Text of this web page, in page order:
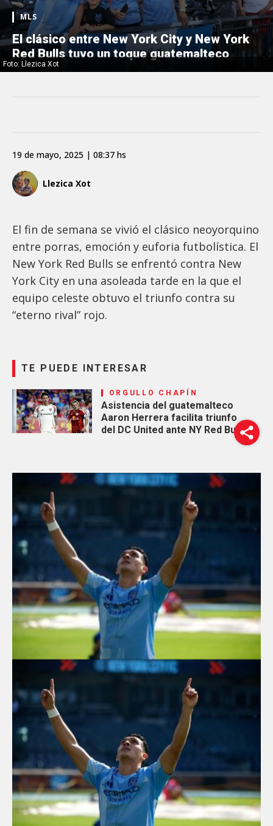
Foto: Llezica Xot
MLS
El clásico entre New York City y New York
Red Bulls tuvo un toque guatemalteco
Llezica Xot
19 de mayo, 2025 | 08:37 hs
El fin de semana se vivió el clásico neoyorquino
entre porras, emoción y euforia futbolística. El
New York Red Bulls se enfrentó contra New
York City en una asoleada tarde en la que el
equipo celeste obtuvo el triunfo contra su
“eterno rival” rojo.
TE PUEDE INTERESAR
ORGULLO CHAPÍN
Asistencia del guatemalteco
Aaron Herrera facilita triunfo
del DC United ante NY Red Bulls